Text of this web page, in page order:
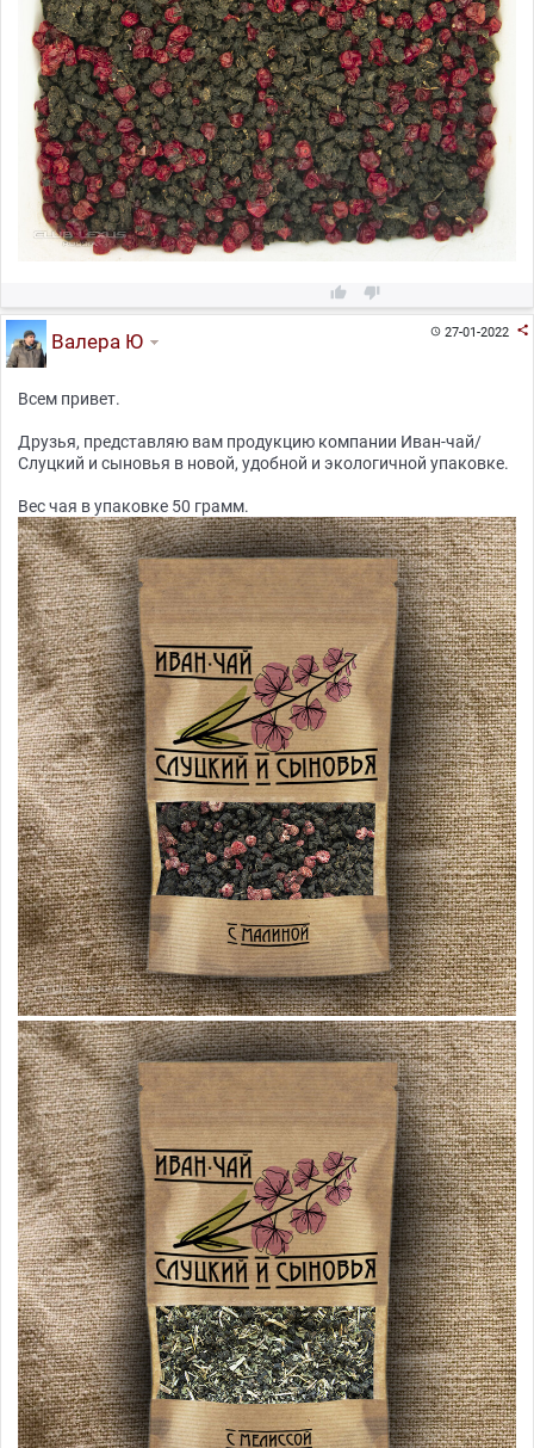
 
27-01-2022 
Валера Ю
Всем привет.
Друзья, представляю вам продукцию компании Иван-чай/
Слуцкий и сыновья в новой, удобной и экологичной упаковке.
Вес чая в упаковке 50 грамм.